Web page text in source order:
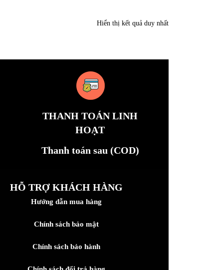
Hiển thị kết quả duy nhất
THANH TOÁN LINH
HOẠT
Thanh toán sau (COD)
HỖ TRỢ KHÁCH HÀNG
Hướng dẫn mua hàng
Chính sách bảo mật
Chính sách bảo hành